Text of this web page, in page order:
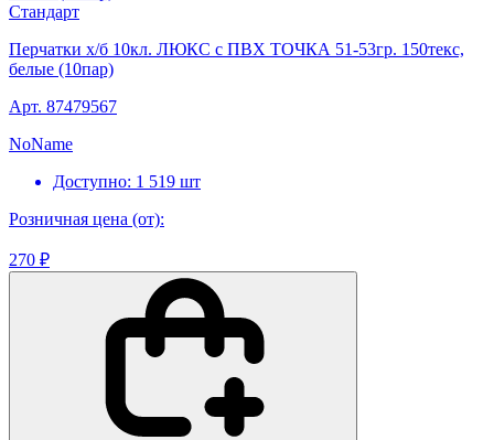
Стандарт
Перчатки х/б 10кл. ЛЮКС с ПВХ ТОЧКА 51-53гр. 150текс,
белые (10пар)
Арт. 87479567
NoName
Доступно: 1 519 шт
Розничная цена (от):
270 ₽